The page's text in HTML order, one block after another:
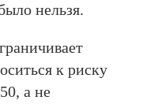
нельзя.
к риску
а не